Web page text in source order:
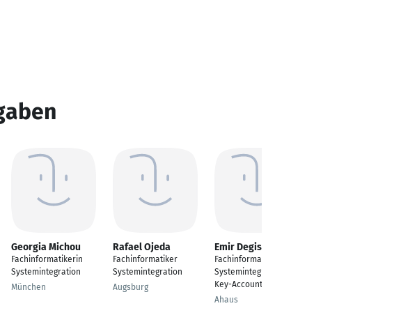
Georgia Michou
Fachinformatikerin
Systemintegration
München
Rafael Ojeda
Fachinformatiker
Systemintegration
Augsburg
Emir Degismis
Fachinformatiker
Systemintegration /
Key-Account Manager
Ahaus